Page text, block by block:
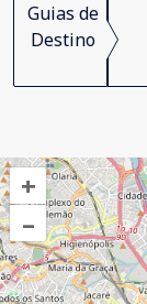
Guias de
Destino
+
–